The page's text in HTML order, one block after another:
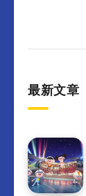
最新文章